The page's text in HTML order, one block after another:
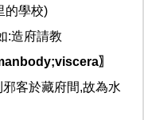
的學校)
:造府請教
〗
客於藏府間,故為水